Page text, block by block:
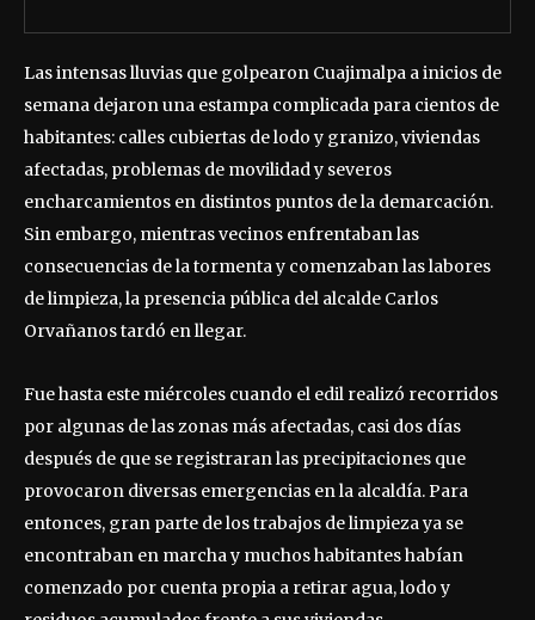
Las intensas lluvias que golpearon Cuajimalpa a inicios de
semana dejaron una estampa complicada para cientos de
habitantes: calles cubiertas de lodo y granizo, viviendas
afectadas, problemas de movilidad y severos
encharcamientos en distintos puntos de la demarcación.
Sin embargo, mientras vecinos enfrentaban las
consecuencias de la tormenta y comenzaban las labores
de limpieza, la presencia pública del alcalde Carlos
Orvañanos tardó en llegar.
Fue hasta este miércoles cuando el edil realizó recorridos
por algunas de las zonas más afectadas, casi dos días
después de que se registraran las precipitaciones que
provocaron diversas emergencias en la alcaldía. Para
entonces, gran parte de los trabajos de limpieza ya se
encontraban en marcha y muchos habitantes habían
comenzado por cuenta propia a retirar agua, lodo y